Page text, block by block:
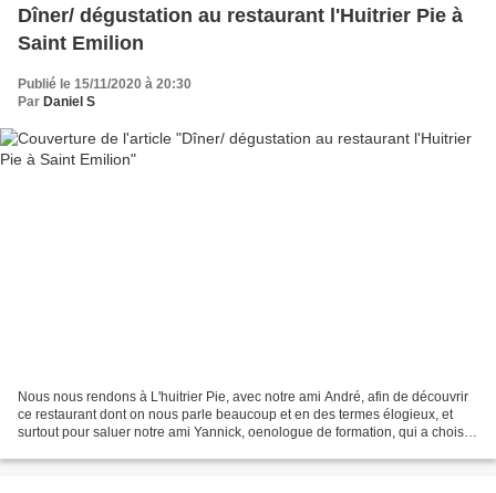
Dîner/ dégustation au restaurant l'Huitrier Pie à
Saint Emilion
Publié le 15/11/2020 à 20:30
Par Daniel S
Nous nous rendons à L'huitrier Pie, avec notre ami André, afin de découvrir
ce restaurant dont on nous parle beaucoup et en des termes élogieux, et
surtout pour saluer notre ami Yannick, oenologue de formation, qui a choisi